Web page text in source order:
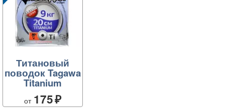
Титановый
поводок Tagawa
Titanium
от 175